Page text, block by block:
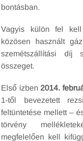
bontásban.
Vagyis külön fel
közösen használt
szemétszállítási díj
összeget.
Első ízben2014.
1-től bevezetett
feltüntetése mellett –
törvény
megfelelően kell